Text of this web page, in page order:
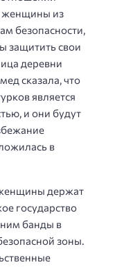
женщины из
безопасности,
защитить свои
деревни
сказала, что
является
и они будут
в
держат
государство
ним банды в
зоны.